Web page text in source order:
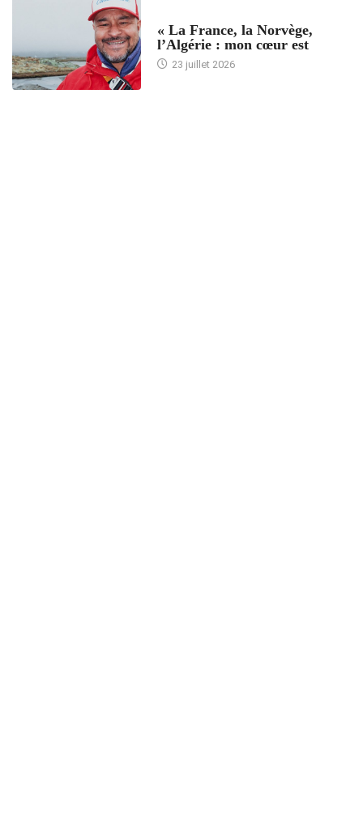
« La France, la Norvège,
l’Algérie : mon cœur est
23 juillet 2026